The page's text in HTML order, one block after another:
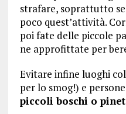
strafare, soprattutto
poco quest’attività.
poi fate delle piccole
ne approfittate per
Evitare infine luoghi
per lo smog!) e
piccoli boschi o